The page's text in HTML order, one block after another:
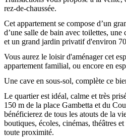
rez-de-chaussée.
Cet appartement se compose d’un
d’une salle de bain avec toilettes,
et un grand jardin privatif d'environ
Vous aurez le loisir d'aménager cet
appartement familial, ou encore en
Une cave en sous-sol, complète ce
Le quartier est idéal, calme et très
150 m de la place Gambetta et du
bénéficierez de tous les atouts de la
boutiques, écoles, cinémas, théâtres
toute proximité.